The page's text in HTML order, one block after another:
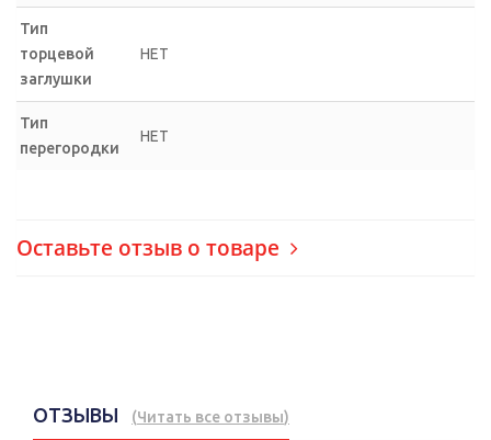
Тип
торцевой
заглушки
НЕТ
Тип
перегородки
НЕТ
Оставьте отзыв о товаре
ОТЗЫВЫ (Читать все отзывы)